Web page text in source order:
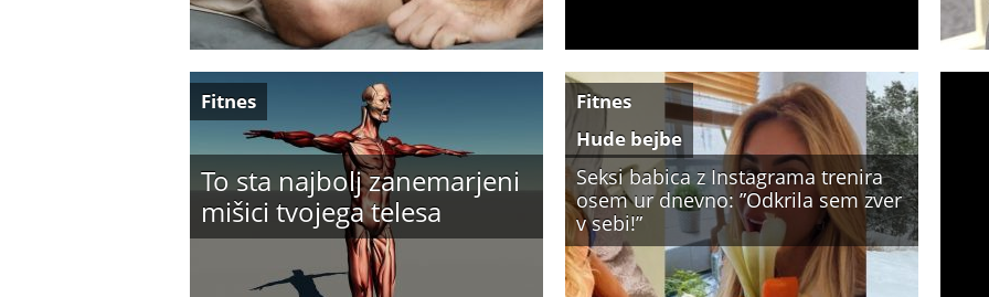
To sta najbolj zanemarjeni
mišici tvojega telesa
Fitnes
Seksi babica z Instagrama trenira
osem ur dnevno: ”Odkrila sem zver
v sebi!”
Fitnes
Hude bejbe